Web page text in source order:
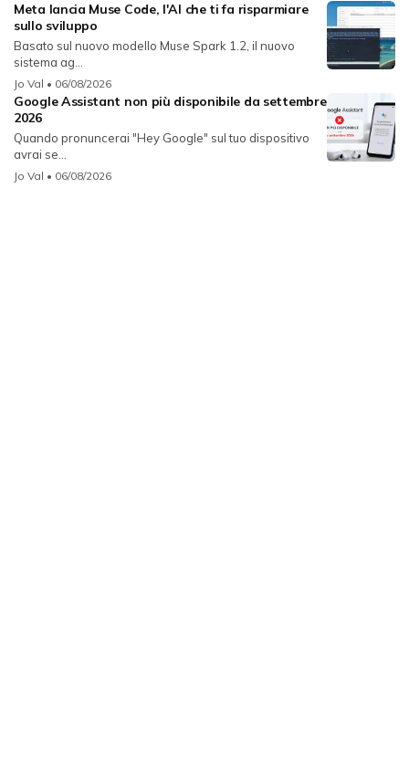
Meta lancia Muse Code, l'AI che ti fa risparmiare
sullo sviluppo
Basato sul nuovo modello Muse Spark 1.2, il nuovo
sistema ag...
Jo Val • 06/08/2026
Google Assistant non più disponibile da settembre
2026
Quando pronuncerai "Hey Google" sul tuo dispositivo
avrai se...
Jo Val • 06/08/2026